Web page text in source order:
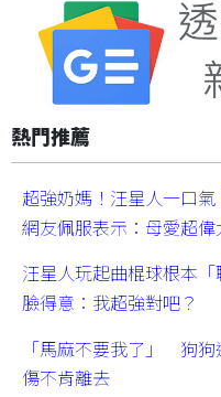
熱門推薦
超強奶媽！汪星人一口
網友佩服表示：母愛超偉
汪星人玩起曲棍球根本
臉得意：我超強對吧？
「馬麻不要我了」 狗
傷不肯離去